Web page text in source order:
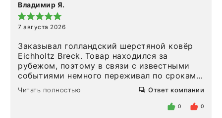
Владимир Я.
7 августа 2026
Заказывал голландский шерстяной ковёр
Eichholtz Breck. Товар находился за
рубежом, поэтому в связи с известными
событиями немного переживал по срокам.
Но homeadore привезли ровно в
определенное в договоре время, без
Читать полностью Ответ компании
0 0